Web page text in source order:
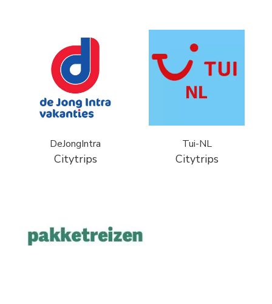
DeJongIntra
Citytrips
Tui-NL
Citytrips